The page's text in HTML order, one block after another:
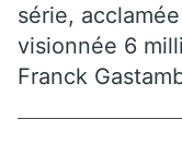
série,
visionnée 6
Franck